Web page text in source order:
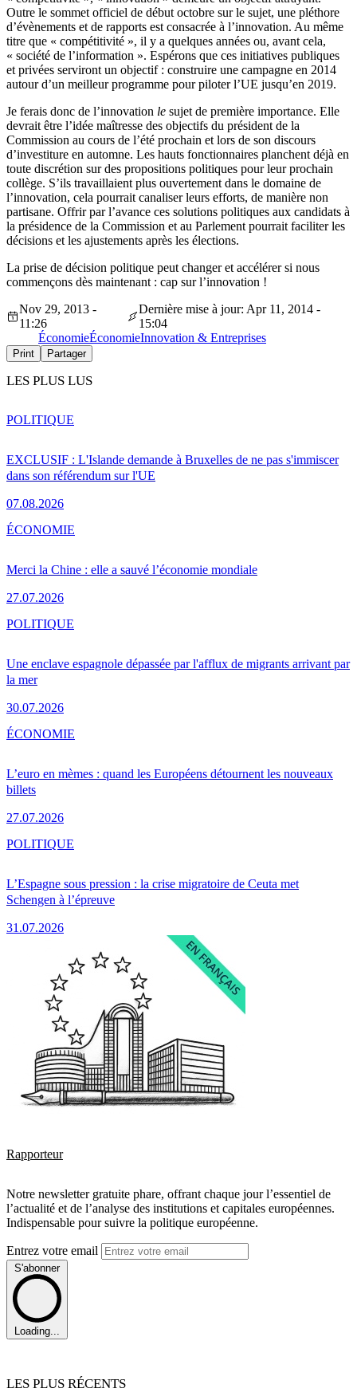
Outre le sommet officiel de début octobre sur le sujet, une pléthore
d’évènements et de rapports est consacrée à l’innovation. Au même
titre que « compétitivité », il y a quelques années ou, avant cela,
« société de l’information ». Espérons que ces initiatives publiques
et privées serviront un objectif : construire une campagne en 2014
autour d’un meilleur programme pour piloter l’UE jusqu’en 2019.
Je ferais donc de l’innovation le sujet de première importance. Elle
devrait être l’idée maîtresse des objectifs du président de la
Commission au cours de l’été prochain et lors de son discours
d’investiture en automne. Les hauts fonctionnaires planchent déjà en
toute discrétion sur des propositions politiques pour leur prochain
collège. S’ils travaillaient plus ouvertement dans le domaine de
l’innovation, cela pourrait canaliser leurs efforts, de manière non
partisane. Offrir par l’avance ces solutions politiques aux candidats à
la présidence de la Commission et au Parlement pourrait faciliter les
décisions et les ajustements après les élections.
La prise de décision politique peut changer et accélérer si nous
commençons dès maintenant : cap sur l’innovation !
Nov 29, 2013 -
11:26
Dernière mise à jour: Apr 11, 2014 -
15:04
ÉconomieÉconomieInnovation & Entreprises
Print Partager
LES PLUS LUS
EXCLUSIF : L'Islande demande à Bruxelles de ne pas s'immiscer
dans son référendum sur l'UE
07.08.2026
POLITIQUE
Merci la Chine : elle a sauvé l’économie mondiale
27.07.2026
ÉCONOMIE
Une enclave espagnole dépassée par l'afflux de migrants arrivant par
la mer
30.07.2026
POLITIQUE
L’euro en mèmes : quand les Européens détournent les nouveaux
billets
27.07.2026
ÉCONOMIE
L’Espagne sous pression : la crise migratoire de Ceuta met
Schengen à l’épreuve
31.07.2026
POLITIQUE
Rapporteur
Notre newsletter gratuite phare, offrant chaque jour l’essentiel de
l’actualité et de l’analyse des institutions et capitales européennes.
Indispensable pour suivre la politique européenne.
Entrez votre email
S'abonner
Loading...
LES PLUS RÉCENTS